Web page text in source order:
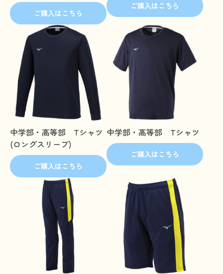
ご購入はこちら
ご購入はこちら
中学部・高等部 Tシャツ
(ロングスリーブ)
ご購入はこちら
中学部・高等部 Tシャツ
ご購入はこちら